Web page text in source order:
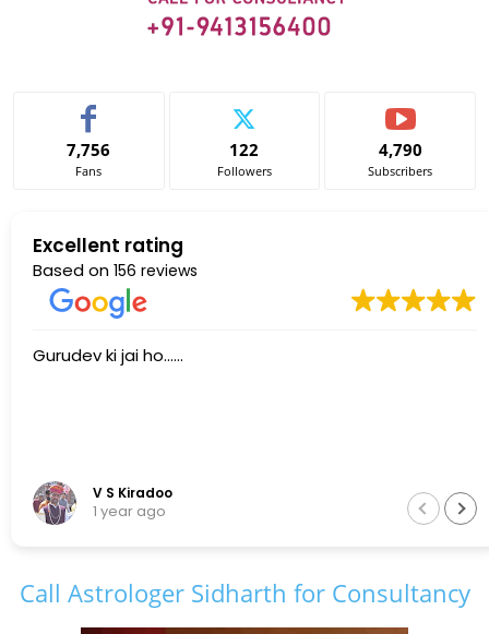
7,756
Fans
122
Followers
4,790
Subscribers
Excellent rating
Based on 156 reviews
Gurudev ki jai ho......
V S Kiradoo
1 year ago
Call Astrologer Sidharth for Consultancy